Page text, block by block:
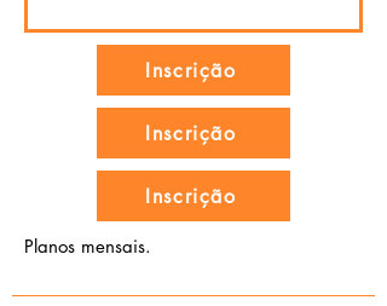
Inscrição
Inscrição
Inscrição
​Planos mensais.